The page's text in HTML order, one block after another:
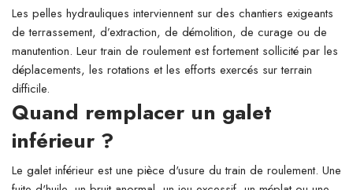
Les pelles hydrauliques interviennent sur des chantiers exigeants
de terrassement, d’extraction, de démolition, de curage ou de
manutention. Leur train de roulement est fortement sollicité par les
déplacements, les rotations et les efforts exercés sur terrain
difficile.
Quand remplacer un galet
inférieur ?
Le galet inférieur est une pièce d'usure du train de roulement. Une